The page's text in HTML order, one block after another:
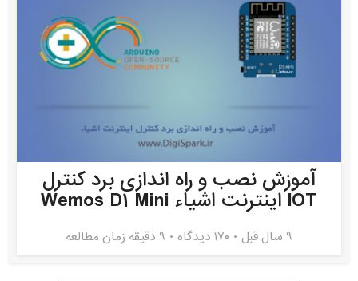
آموزش نصب و راه اندازی برد کنترل
IOT اینترنت اشیاء Wemos D1 Mini
9 سال قبل ۱۷۰ دیدگاه 9 دقیقه زمان مطالعه